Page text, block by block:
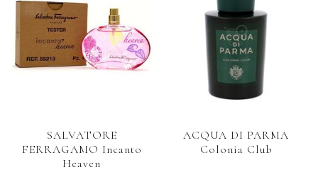
SALVATORE
FERRAGAMO Incanto
Heaven
ACQUA DI PARMA
Colonia Club